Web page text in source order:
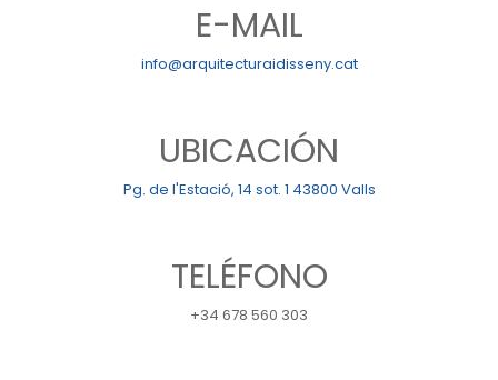
E-MAIL
info@arquitecturaidisseny.cat
UBICACIÓN
Pg. de l'Estació, 14 sot. 1 43800 Valls
TELÉFONO
+34 678 560 303